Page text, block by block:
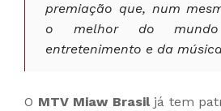
premiação que, num
o melhor do
entretenimento e da
O MTV Miaw Brasiljá tem